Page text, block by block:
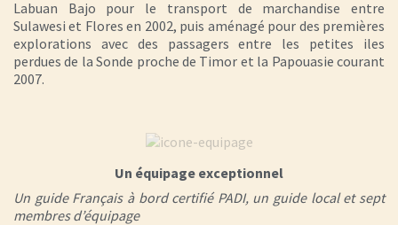
Labuan Bajo pour le transport de marchandise entre
Sulawesi et Flores en 2002, puis aménagé pour des premières
explorations avec des passagers entre les petites iles
perdues de la Sonde proche de Timor et la Papouasie courant
2007.
Un équipage exceptionnel
Un guide Français à bord certifié PADI, un guide local et sept
membres d’équipage